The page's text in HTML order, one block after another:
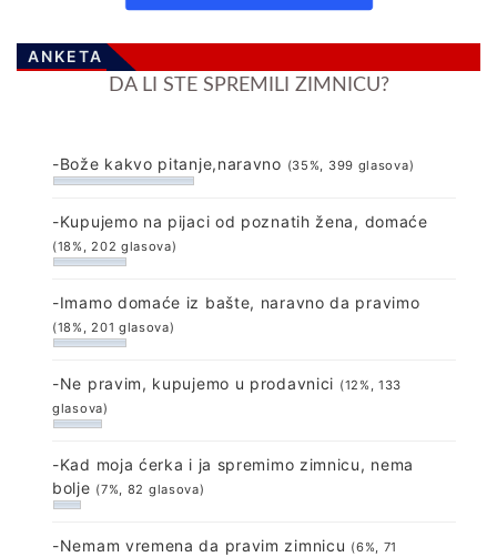
ANKETA
DA LI STE SPREMILI ZIMNICU?
-Bože kakvo pitanje,naravno (35%, 399 glasova)
-Kupujemo na pijaci od poznatih žena, domaće
(18%, 202 glasova)
-Imamo domaće iz bašte, naravno da pravimo
(18%, 201 glasova)
-Ne pravim, kupujemo u prodavnici (12%, 133
glasova)
-Kad moja ćerka i ja spremimo zimnicu, nema
bolje (7%, 82 glasova)
-Nemam vremena da pravim zimnicu (6%, 71